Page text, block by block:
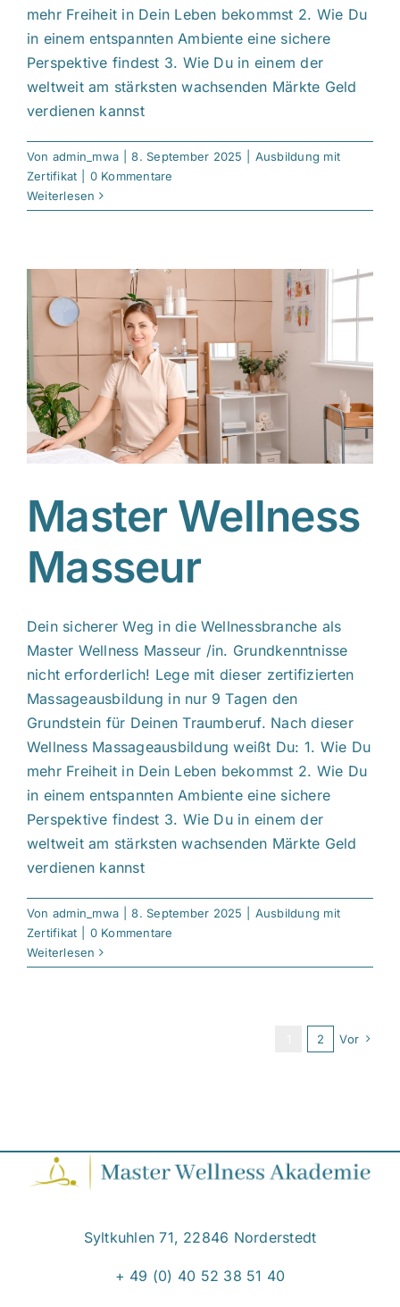
mehr Freiheit in Dein Leben bekommst 2. Wie Du
in einem entspannten Ambiente eine sichere
Perspektive findest 3. Wie Du in einem der
weltweit am stärksten wachsenden Märkte Geld
verdienen kannst
Von admin_mwa 8. September 2025
Ausbildung mit
Zertifikat
0 Kommentare
Weiterlesen
Master Wellness
Masseur
Dein sicherer Weg in die Wellnessbranche als
Master Wellness Masseur /in. Grundkenntnisse
nicht erforderlich! Lege mit dieser zertifizierten
Massageausbildung in nur 9 Tagen den
Grundstein für Deinen Traumberuf. Nach dieser
Wellness Massageausbildung weißt Du: 1. Wie Du
mehr Freiheit in Dein Leben bekommst 2. Wie Du
in einem entspannten Ambiente eine sichere
Perspektive findest 3. Wie Du in einem der
weltweit am stärksten wachsenden Märkte Geld
verdienen kannst
Von admin_mwa 8. September 2025
Ausbildung mit
Zertifikat
0 Kommentare
Weiterlesen
2 Vor
Syltkuhlen 71, 22846 Norderstedt
+ 49 (0) 40 52 38 51 40